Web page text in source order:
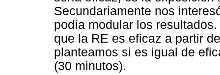
Secundariamente nos
podía modular los
que la RE es eficaz a partir
planteamos si es igual de
(30 minutos).